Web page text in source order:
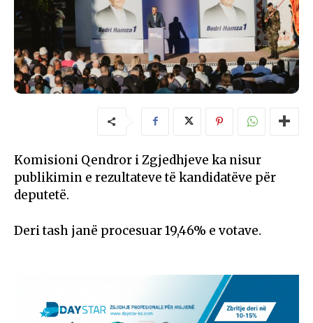
Komisioni Qendror i Zgjedhjeve ka nisur
publikimin e rezultateve të kandidatëve për
deputetë.
Deri tash janë procesuar 19,46% e votave.